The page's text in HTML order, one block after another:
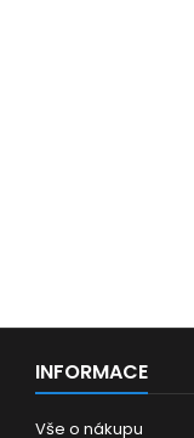
INFORMACE
Vše o nákupu